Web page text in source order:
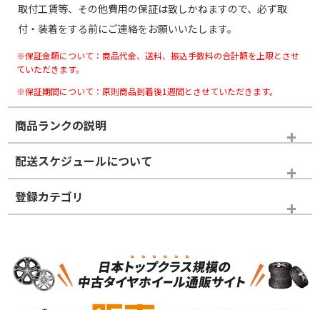
取付工賃等、その他費用の保証は致しかねますので、必ず取
付・装着をする前にご連絡をお願いいたします。
※保証金額について：商品代金、送料、振込手数料の合計額を上限とさせ
ていただきます。
※保証期間について：原則商品到着後1週間とさせていただきます。
商品ランクの説明
※商品ランクは出品者の主観により判断しておりますので、あら
かじめご了承ください。
ホイールランク
S S
新車外し品（新古
配送スケジュールについて
登録カテゴリ
タイヤのみ